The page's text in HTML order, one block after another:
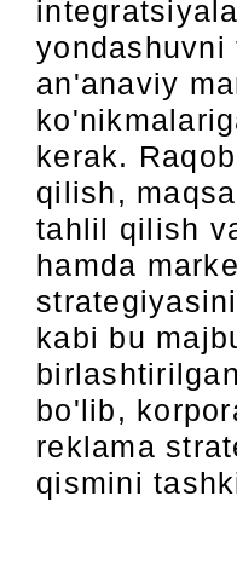
yondashuvni
an'anaviy
kerak.
qilish,
tahlil qilish
hamda
kabi bu
bo'lib,
reklama
qismini